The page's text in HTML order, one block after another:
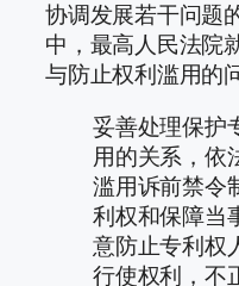
协调发展若干问题
中，最高人民法院
与防止权利滥用的
妥善处理保护
用的关系，依
滥用诉前禁令
利权和保障当
意防止专利权
行使权利，不